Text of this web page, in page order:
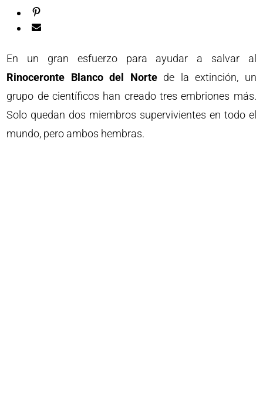
En un gran esfuerzo para ayudar a salvar al
Rinoceronte Blanco del Nortede la extinción, un
grupo de científicos han creado tres embriones más.
Solo quedan dos miembros supervivientes en todo el
mundo, pero ambos hembras.